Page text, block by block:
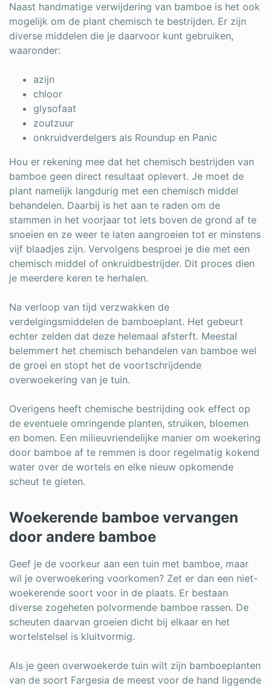
Naast handmatige verwijdering van bamboe is het ook
mogelijk om de plant chemisch te bestrijden. Er zijn
diverse middelen die je daarvoor kunt gebruiken,
waaronder:
azijn
chloor
glysofaat
zoutzuur
onkruidverdelgers als Roundup en Panic
Hou er rekening mee dat het chemisch bestrijden van
bamboe geen direct resultaat oplevert. Je moet de
plant namelijk langdurig met een chemisch middel
behandelen. Daarbij is het aan te raden om de
stammen in het voorjaar tot iets boven de grond af te
snoeien en ze weer te laten aangroeien tot er minstens
vijf blaadjes zijn. Vervolgens besproei je die met een
chemisch middel of onkruidbestrijder. Dit proces dien
je meerdere keren te herhalen.
Na verloop van tijd verzwakken de
verdelgingsmiddelen de bamboeplant. Het gebeurt
echter zelden dat deze helemaal afsterft. Meestal
belemmert het chemisch behandelen van bamboe wel
de groei en stopt het de voortschrijdende
overwoekering van je tuin.
Overigens heeft chemische bestrijding ook effect op
de eventuele omringende planten, struiken, bloemen
en bomen. Een milieuvriendelijke manier om woekering
door bamboe af te remmen is door regelmatig kokend
water over de wortels en elke nieuw opkomende
scheut te gieten.
Woekerende bamboe vervangen
door andere bamboe
Geef je de voorkeur aan een tuin met bamboe, maar
wil je overwoekering voorkomen? Zet er dan een niet-
woekerende soort voor in de plaats. Er bestaan
diverse zogeheten polvormende bamboe rassen. De
scheuten daarvan groeien dicht bij elkaar en het
wortelstelsel is kluitvormig.
Als je geen overwoekerde tuin wilt zijn bamboeplanten
van de soort Fargesia de meest voor de hand liggende